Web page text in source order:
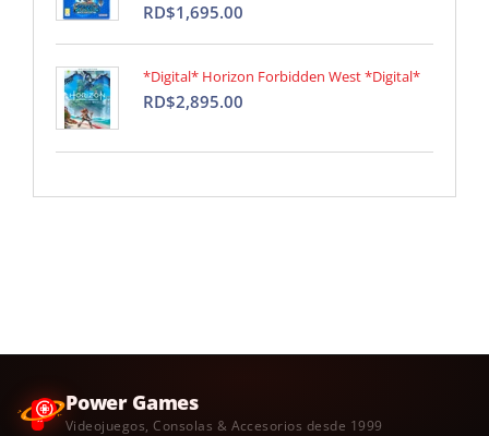
RD$1,695.00
*Digital* Horizon Forbidden West *Digital*
RD$2,895.00
Power Games
Videojuegos, Consolas & Accesorios desde 1999